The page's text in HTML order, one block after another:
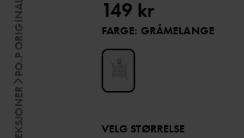
PO.P ORIGINALS 149 kr
FARGE: GRÅMELANGE
VELG STØRRELSE